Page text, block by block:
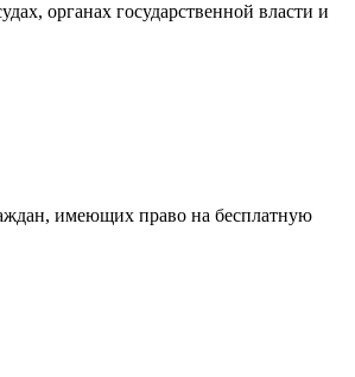
органах государственной власти и
имеющих право на бесплатную